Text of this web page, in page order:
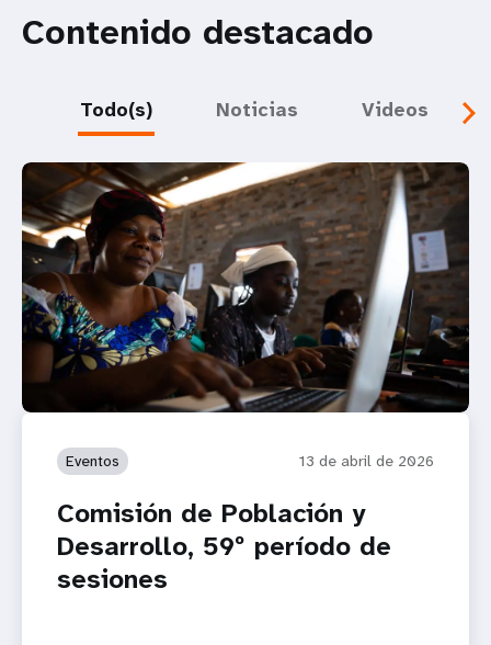
Contenido destacado
Todo(s) Noticias Videos
Eventos 13 de abril de 2026
Comisión de Población y
Desarrollo, 59º período de
sesiones